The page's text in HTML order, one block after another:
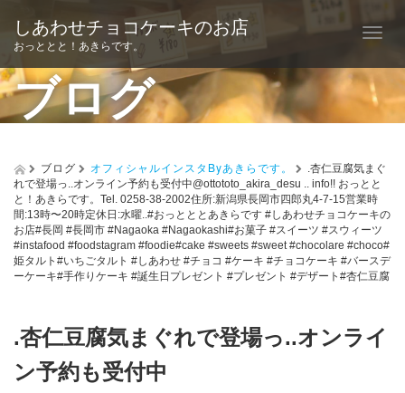
T
o
g
l
e
n
a
v
g
しあわせチョコケーキのお店
おっととと！あきらです。
ブログ
ブログ オフィシャルインスタByあきらです。
.杏仁豆腐気まぐ
れで登場っ️..オンライン予約も受付中@ottototo_akira_desu .. info!! おっとと
と！あきらです。Tel. 0258-38-2002住所:新潟県長岡市四郎丸4-7-15営業時
間:13時〜20時定休日:水曜..#おっとととあきらです #しあわせチョコケーキの
お店#長岡 #長岡市 #Nagaoka #Nagaokashi#お菓子 #スイーツ #スウィーツ
#instafood #foodstagram #foodie#cake #sweets #sweet #chocolare #choco#
姫タルト#いちごタルト #しあわせ #チョコ #ケーキ #チョコケーキ #バースデ
ーケーキ#手作りケーキ #誕生日プレゼント #プレゼント #デザート#杏仁豆腐
.杏仁豆腐気まぐれで登場っ️..オンライ
ン予約も受付中